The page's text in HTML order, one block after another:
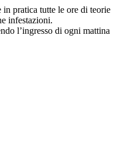
pratica tutte le ore di teorie
infestazioni.
l’ingresso di ogni mattina